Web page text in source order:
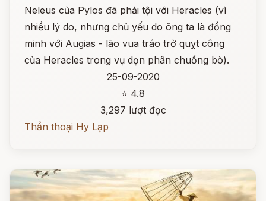
Neleus của Pylos đã phải tội với Heracles (vì
nhiều lý do, nhưng chủ yếu do ông ta là đồng
minh với Augias - lão vua tráo trở quỵt công
của Heracles trong vụ dọn phân chuồng bò).
25-09-2020
⭐ 4.8
3,297 lượt đọc
Thần thoại Hy Lạp